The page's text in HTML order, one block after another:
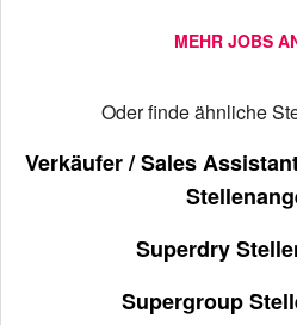
MEHR JOBS
Oder finde ähnliche
Verkäufer / Sales
Superdry
Supergroup